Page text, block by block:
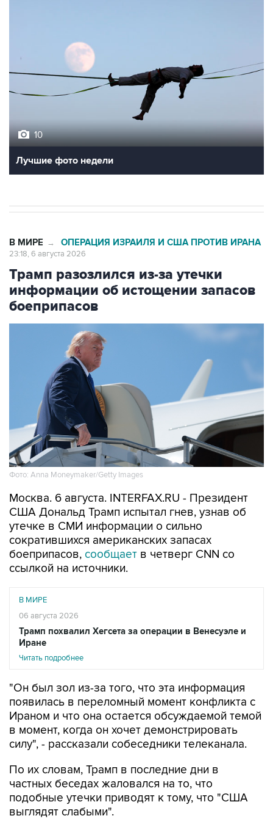
10
Лучшие фото недели
В МИРЕ → ОПЕРАЦИЯ ИЗРАИЛЯ И США ПРОТИВ ИРАНА
23:18, 6 августа 2026
Трамп разозлился из-за утечки
информации об истощении запасов
боеприпасов
Фото: Anna Moneymaker/Getty Images
Москва. 6 августа. INTERFAX.RU - Президент
США Дональд Трамп испытал гнев, узнав об
утечке в СМИ информации о сильно
сократившихся американских запасах
боеприпасов, сообщает в четверг CNN со
ссылкой на источники.
В МИРЕ
06 августа 2026
Трамп похвалил Хегсета за операции в Венесуэле и
Иране
Читать подробнее
"Он был зол из-за того, что эта информация
появилась в переломный момент конфликта с
Ираном и что она остается обсуждаемой темой
в момент, когда он хочет демонстрировать
силу", - рассказали собеседники телеканала.
По их словам, Трамп в последние дни в
частных беседах жаловался на то, что
подобные утечки приводят к тому, что "США
выглядят слабыми".